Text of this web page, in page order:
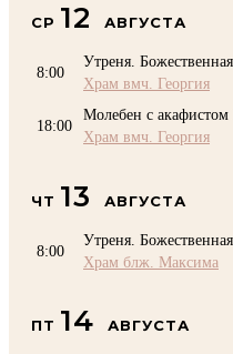
СР 12 АВГУСТА
8:00
Утреня.
Храм вмч. Георгия
18:00
Молебен с
Храм вмч. Георгия
ЧТ 13 АВГУСТА
8:00
Утреня.
Храм блж. Максима
ПТ 14 АВГУСТА